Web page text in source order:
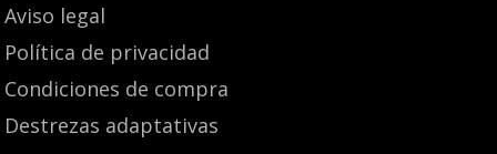
Aviso legal
Política de privacidad
Condiciones de compra
Destrezas adaptativas